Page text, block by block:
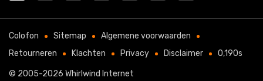
Colofon Sitemap
Algemene voorwaarden
Retourneren
Klachten Privacy Disclaimer 0,190s
© 2005-2026 Whirlwind Internet